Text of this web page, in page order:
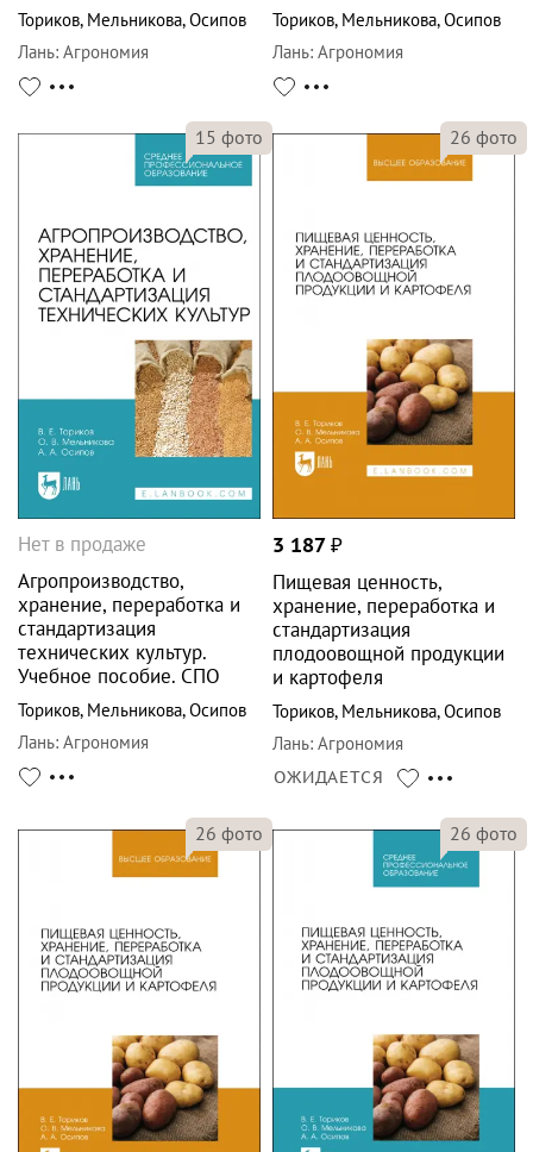
Ториков, Мельникова,Осипов
Лань: Агрономия
Ториков, Мельникова,Осипов
Лань: Агрономия
15 фото
Нет в продаже
Агропроизводство,
хранение, переработка и
стандартизация
технических культур.
Учебное пособие. СПО
Ториков, Мельникова,Осипов
Лань: Агрономия
26 фото
3 187 ₽
Пищевая ценность,
хранение, переработка и
стандартизация
плодоовощной продукции
и картофеля
Ториков, Мельникова,Осипов
Лань: Агрономия
ОЖИДАЕТСЯ
26 фото 26 фото